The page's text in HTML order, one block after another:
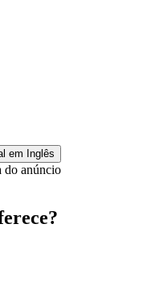
em Inglês
do anúncio